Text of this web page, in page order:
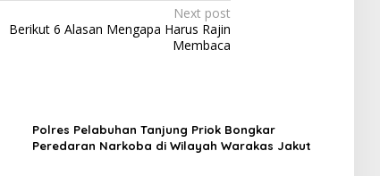
Next post
Berikut 6 Alasan Mengapa Harus Rajin
Membaca
Polres Pelabuhan Tanjung Priok Bongkar
Peredaran Narkoba di Wilayah Warakas Jakut